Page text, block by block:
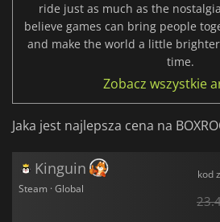
ride just as much as the
believe games can bring people
and make the world a little
time.
Zobacz wszystkie
Jaka jest najlepsza cena na
Kinguin
Steam · Global
kod